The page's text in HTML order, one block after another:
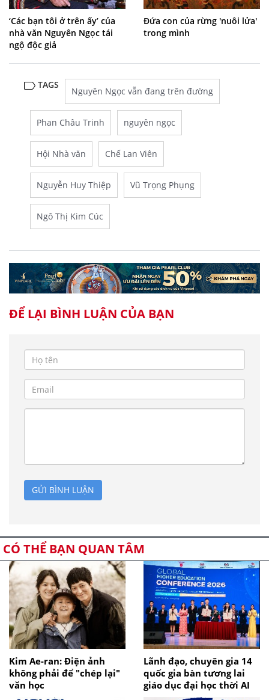
‘Các bạn tôi ở trên ấy’ của
nhà văn Nguyên Ngọc tái
ngộ độc giả
Đứa con của rừng 'nuôi lửa'
trong mình
TAGS
Nguyên Ngọc vẫn đang trên đường
Phan Châu Trinh nguyên ngọc
Hội Nhà văn Chế Lan Viên
Nguyễn Huy Thiệp Vũ Trọng Phụng
Ngô Thị Kim Cúc
ĐỂ LẠI BÌNH LUẬN CỦA BẠN
GỬI BÌNH LUẬN
CÓ THỂ BẠN QUAN TÂM
Kim Ae-ran: Điện ảnh
không phải để "chép lại"
văn học
Lãnh đạo, chuyên gia 14
quốc gia bàn tương lai
giáo dục đại học thời AI